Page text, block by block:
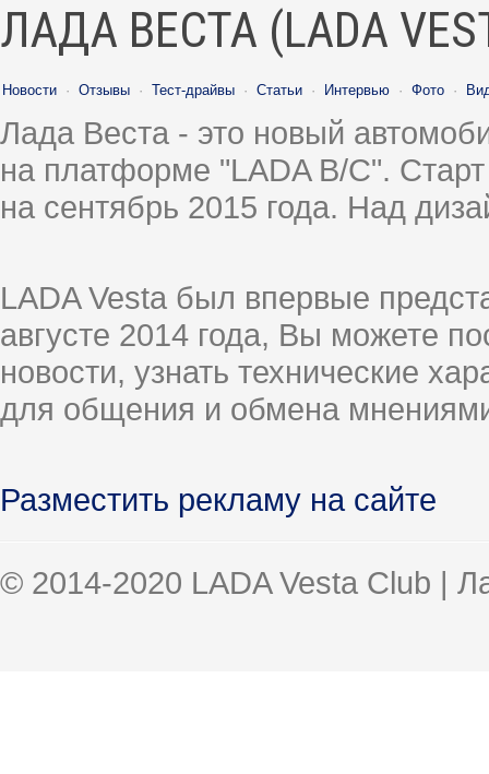
ЛАДА ВЕСТА (LADA
Новости · Отзывы · Тест-драйвы · Статьи · Интервью · Фото ·
Лада Веста - это новый
на платформе "LADA B/C".
на сентябрь 2015 года. Над
LADA Vesta был впервые
августе 2014 года, Вы можете
новости, узнать технические
для общения и обмена
Разместить рекламу на сайте
© 2014-2020 LADA Vesta Club |